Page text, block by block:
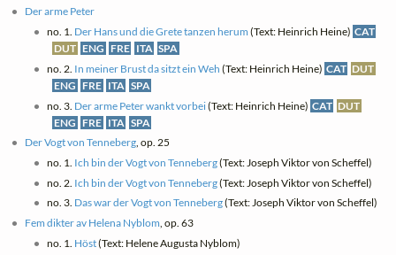
Der arme Peter
no. 1. Der Hans und die Grete tanzen herum (Text: Heinrich Heine) CAT
DUT ENG FRE ITA SPA
no. 2. In meiner Brust da sitzt ein Weh (Text: Heinrich Heine) CAT DUT
ENG FRE ITA SPA
no. 3. Der arme Peter wankt vorbei(Text: Heinrich Heine) CAT DUT
ENG FRE ITA SPA
Der Vogt von Tenneberg, op. 25
no. 1. Ich bin der Vogt von Tenneberg(Text: Joseph Viktor von Scheffel)
no. 2. Ich bin der Vogt von Tenneberg(Text: Joseph Viktor von Scheffel)
no. 3. Das war der Vogt von Tenneberg(Text: Joseph Viktor von Scheffel)
Fem dikter av Helena Nyblom , op. 63
no. 1. Höst(Text: Helene Augusta Nyblom)